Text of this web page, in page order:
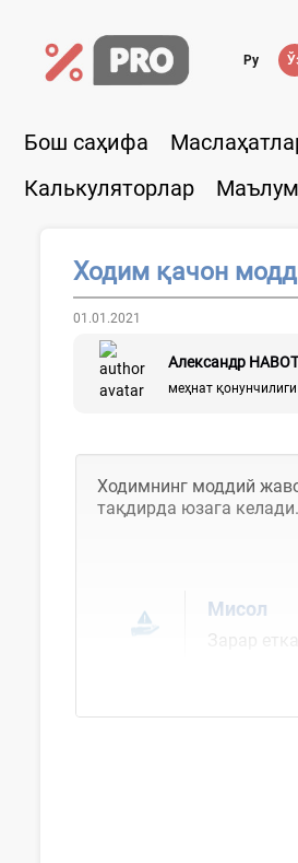
Ру
Бош саҳифа
Калькуляторлар
Ходим қачон
01.01.2021
Александр
меҳнат
Ходимнинг моддий
тақдирда юзага келади.
Мисол
Зарар